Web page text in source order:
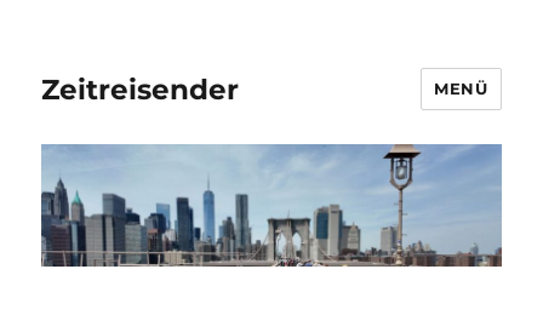
Zeitreisender MENÜ